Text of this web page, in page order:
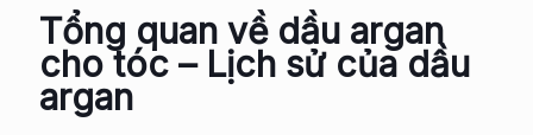
Tổng quan về dầu argan
cho tóc – Lịch sử của dầu
argan